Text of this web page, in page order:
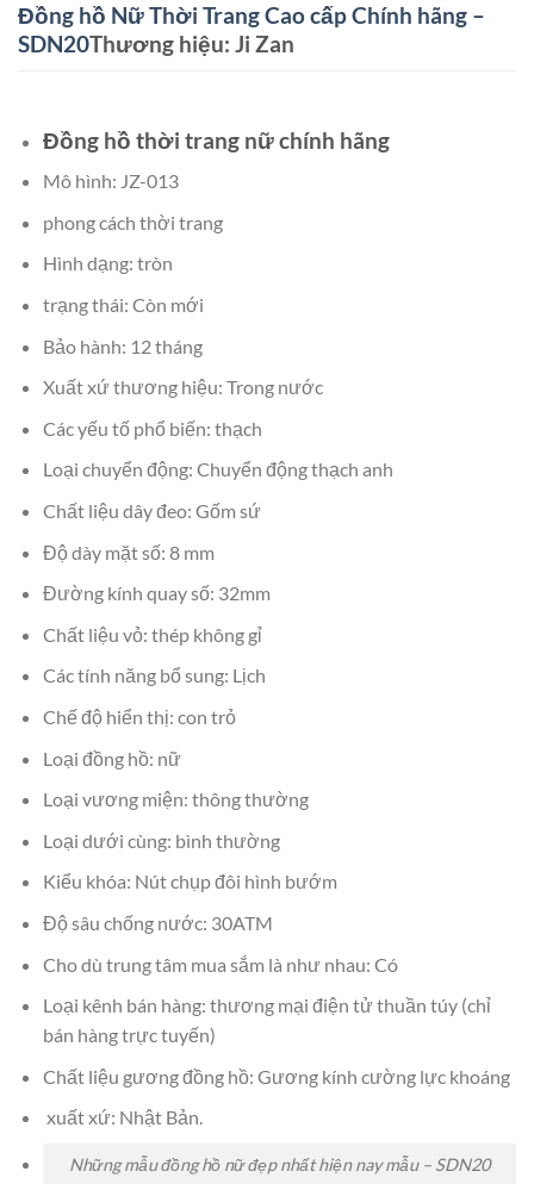
Đồng hồ Nữ Thời Trang Cao cấp Chính hãng –
SDN20Thương hiệu: Ji Zan
Đồng hồ thời trang nữ chính hãng
Mô hình: JZ-013
phong cách thời trang
Hình dạng: tròn
trạng thái: Còn mới
Bảo hành: 12 tháng
Xuất xứ thương hiệu: Trong nước
Các yếu tố phổ biến: thạch
Loại chuyển động: Chuyển động thạch anh
Chất liệu dây đeo: Gốm sứ
Độ dày mặt số: 8 mm
Đường kính quay số: 32mm
Chất liệu vỏ: thép không gỉ
Các tính năng bổ sung: Lịch
Chế độ hiển thị: con trỏ
Loại đồng hồ: nữ
Loại vương miện: thông thường
Loại dưới cùng: bình thường
Kiểu khóa: Nút chụp đôi hình bướm
Độ sâu chống nước: 30ATM
Cho dù trung tâm mua sắm là như nhau: Có
Loại kênh bán hàng: thương mại điện tử thuần túy (chỉ
bán hàng trực tuyến)
Chất liệu gương đồng hồ: Gương kính cường lực khoáng
xuất xứ: Nhật Bản.
Những mẫu đồng hồ nữ đẹp nhất hiện nay mẫu – SDN20